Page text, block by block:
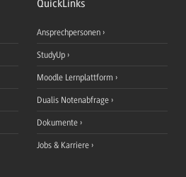
QuickLinks
Ansprechpersonen
StudyUp
Moodle Lernplattform
Dualis Notenabfrage
Dokumente
Jobs & Karriere